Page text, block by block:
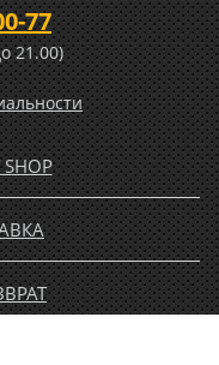
77
21.00)